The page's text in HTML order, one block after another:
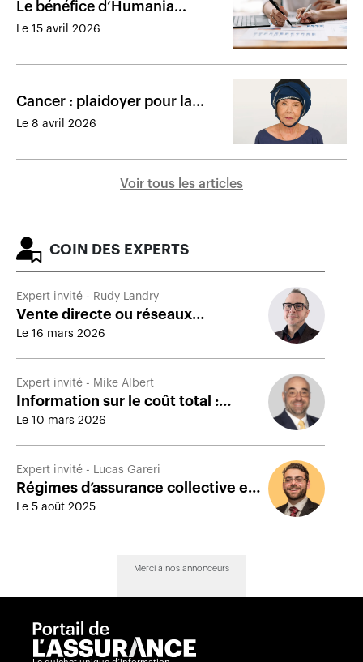
Le bénéfice d’Humania
Assurance recule de 41%
Le 15 avril 2026
​Cancer : plaidoyer pour la
couverture des casques
Le 8 avril 2026
Voir tous les articles
COIN DES EXPERTS
Expert invité - Rudy Landry
Vente directe ou réseaux
indépendants : le dilemme des
Le 16 mars 2026
Expert invité - Mike Albert
Information sur le coût total :
l’importance croissante de
Le 10 mars 2026
Expert invité - Lucas Gareri
Régimes d’assurance collective et
fiscalité des primes payées par
Le 5 août 2025
Merci à nos annonceurs